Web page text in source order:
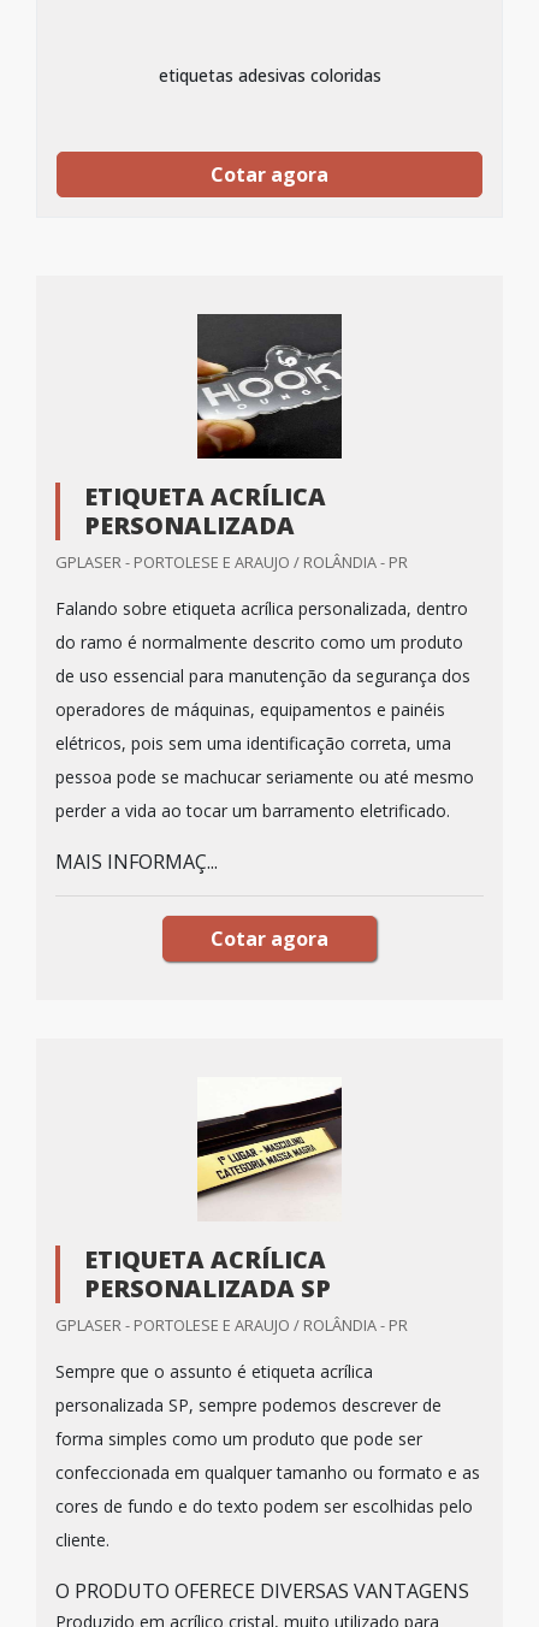
etiquetas adesivas coloridas
Cotar agora
ETIQUETA ACRÍLICA
PERSONALIZADA
GPLASER - PORTOLESE E ARAUJO / ROLÂNDIA - PR
Falando sobre etiqueta acrílica personalizada, dentro
do ramo é normalmente descrito como um produto
de uso essencial para manutenção da segurança dos
operadores de máquinas, equipamentos e painéis
elétricos, pois sem uma identificação correta, uma
pessoa pode se machucar seriamente ou até mesmo
perder a vida ao tocar um barramento eletrificado.
MAIS INFORMAÇ...
Cotar agora
ETIQUETA ACRÍLICA
PERSONALIZADA SP
GPLASER - PORTOLESE E ARAUJO / ROLÂNDIA - PR
Sempre que o assunto é etiqueta acrílica
personalizada SP, sempre podemos descrever de
forma simples como um produto que pode ser
confeccionada em qualquer tamanho ou formato e as
cores de fundo e do texto podem ser escolhidas pelo
cliente.
O PRODUTO OFERECE DIVERSAS VANTAGENS
Produzido em acrílico cristal, muito utilizado para